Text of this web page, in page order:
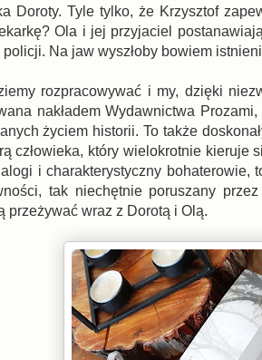
Doroty. Tyle tylko, że Krzysztof
Ola i jej przyjaciel
Na jaw wyszłoby bowiem
rozpracowywać i my, dzięki
nakładem Wydawnictwa
życiem historii. To także
człowieka, który wielokrotnie kieruje
i charakterystyczny
tak niechętnie poruszany
przeżywać wraz z Dorotą i Olą.